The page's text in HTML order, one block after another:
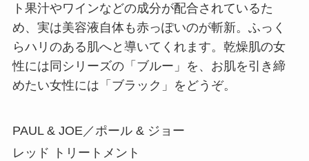
ト果汁やワインなどの成分が配合されているた
め、実は美容液自体も赤っぽいのが斬新。ふっく
らハリのある肌へと導いてくれます。乾燥肌の女
性には同シリーズの「ブルー」を、お肌を引き締
めたい女性には「ブラック」をどうぞ。
PAUL & JOE／ポール & ジョー
レッド トリートメント